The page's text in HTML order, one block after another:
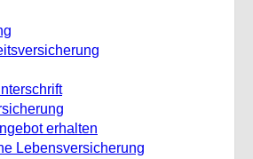
erhalten
Lebensversicherung